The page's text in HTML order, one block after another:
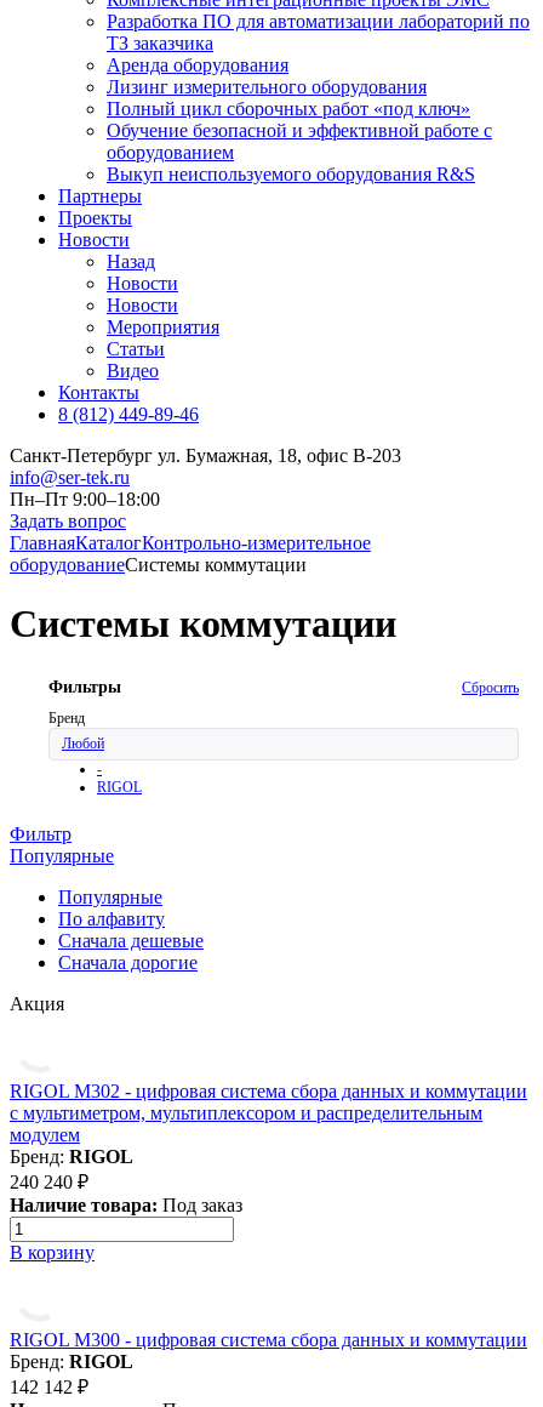
Разработка ПО для автоматизации лабораторий по
ТЗ заказчика
Аренда оборудования
Лизинг измерительного оборудования
Полный цикл сборочных работ «под ключ»
Обучение безопасной и эффективной работе с
оборудованием
Выкуп неиспользуемого оборудования R&S
Партнеры
Проекты
Новости
Назад
Новости
Новости
Мероприятия
Статьи
Видео
Контакты
8 (812) 449-89-46
Санкт-Петербург ул. Бумажная, 18, офис B-203
info@ser-tek.ru
Пн–Пт 9:00–18:00
Задать вопрос
ГлавнаяКаталогКонтрольно-измерительное
оборудованиеСистемы коммутации
Системы коммутации
Фильтры
Сбросить
Бренд
Любой
-
RIGOL
Фильтр
Популярные
Популярные
По алфавиту
Cначала дешевые
Cначала дорогие
Акция
RIGOL M302 - цифровая система сбора данных и коммутации
с мультиметром, мультиплексором и распределительным
модулем
Бренд: RIGOL
240 240 ₽
Наличие товара: Под заказ
В корзину
RIGOL M300 - цифровая система сбора данных и коммутации
Бренд: RIGOL
142 142 ₽